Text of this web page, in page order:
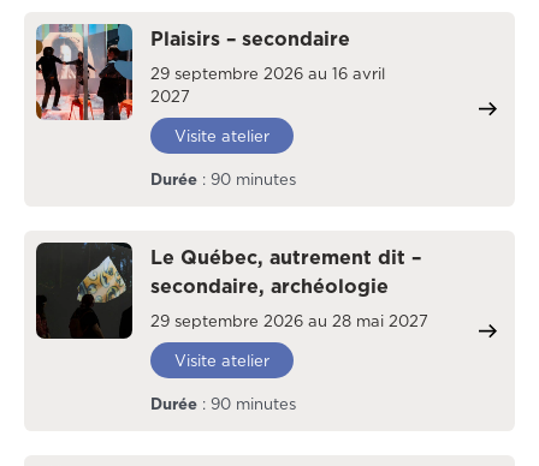
Plaisirs – secondaire
29 septembre 2026 au 16 avril
2027
Visite atelier
Durée : 90 minutes
Le Québec, autrement dit –
secondaire, archéologie
29 septembre 2026 au 28 mai 2027
Visite atelier
Durée : 90 minutes